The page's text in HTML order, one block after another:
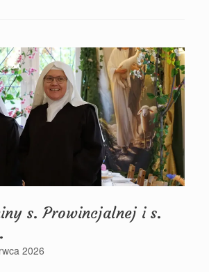
s. Prowincjalnej i s.
2026